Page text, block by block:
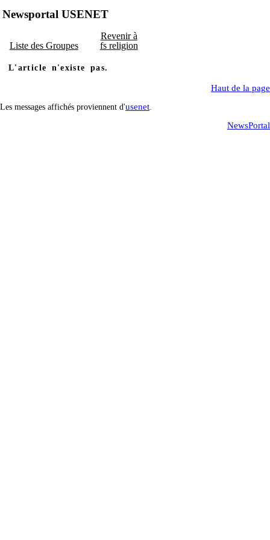
Newsportal USENET
Liste des Groupes
Revenir à
fs religion
L'article n'existe pas.
Haut de la page
Les messages affichés proviennent d'usenet
NewsPortal